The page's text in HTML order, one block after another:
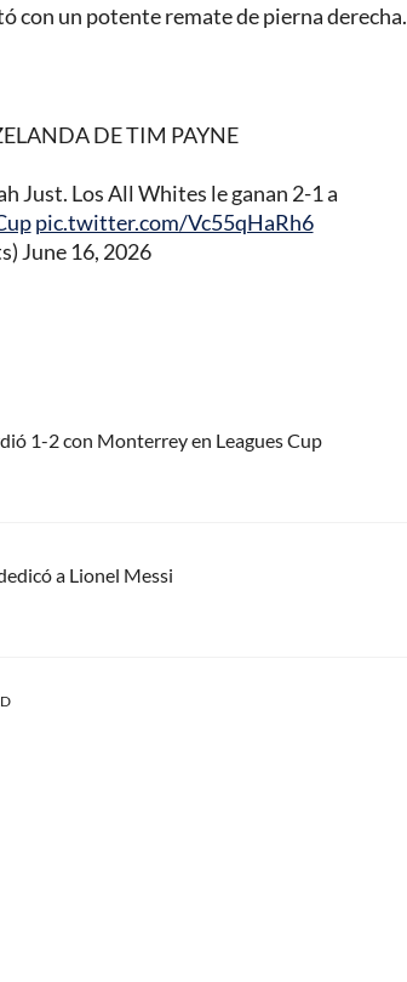
con un potente remate de pierna derecha.
DE TIM PAYNE
Just. Los All Whites le ganan 2-1 a
pic.twitter.com/Vc55qHaRh6
June 16, 2026
1-2 con Monterrey en Leagues Cup
a Lionel Messi